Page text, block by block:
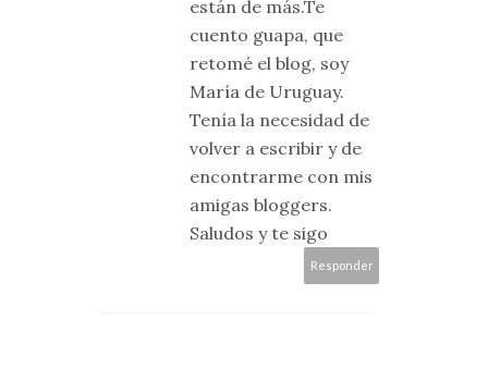
están de más.Te
cuento guapa, que
retomé el blog, soy
María de Uruguay.
Tenía la necesidad de
volver a escribir y de
encontrarme con mis
amigas bloggers.
Saludos y te sigo
Responder